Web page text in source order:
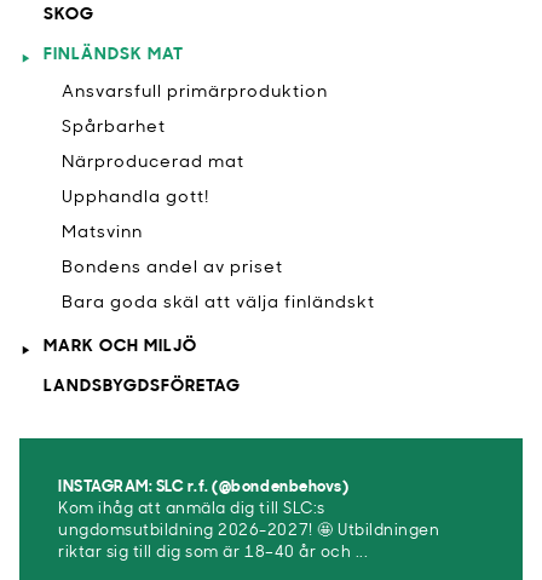
SKOG
FINLÄNDSK MAT
Ansvarsfull primärproduktion
Spårbarhet
Närproducerad mat
Upphandla gott!
Matsvinn
Bondens andel av priset
Bara goda skäl att välja finländskt
MARK OCH MILJÖ
LANDSBYGDSFÖRETAG
INSTAGRAM: SLC r.f. (@bondenbehovs)
Kom ihåg att anmäla dig till SLC:s
ungdomsutbildning 2026-2027! 🤩 Utbildningen
riktar sig till dig som är 18–40 år och ...